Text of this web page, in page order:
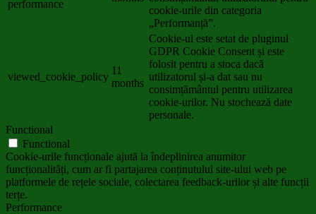
performance
cookie-urile din categoria
„Performanță”.
viewed_cookie_policy
11
months
Cookie-ul este setat de pluginul
GDPR Cookie Consent și este
folosit pentru a stoca dacă
utilizatorul și-a dat sau nu
consimțământul pentru utilizarea
cookie-urilor. Nu stochează date
personale.
Functional
Functional
Cookie-urile funcționale ajută la îndeplinirea anumitor
funcționalități, cum ar fi partajarea conținutului site-ului web pe
platformele de rețele sociale, colectarea feedback-urilor și alte funcții
terțe.
Performance